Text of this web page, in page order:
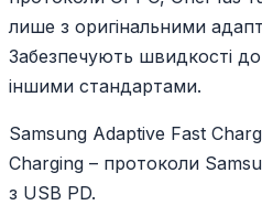
лише з оригінальними
Забезпечують швидкості
іншими стандартами.
Samsung Adaptive Fast
Charging – протоколи
з USB PD.